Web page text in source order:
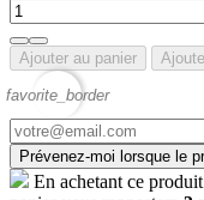
Ajouter au panier
favorite_border
Prévenez-moi lorsque le
En achetant ce